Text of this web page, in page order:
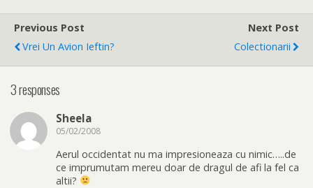
Previous Post
Vrei Un Avion Ieftin?
Next Post
Colectionarii
3 responses
Sheela
05/02/2008
Aerul occidentat nu ma impresioneaza cu nimic…..de
ce imprumutam mereu doar de dragul de afi la fel ca
altii?